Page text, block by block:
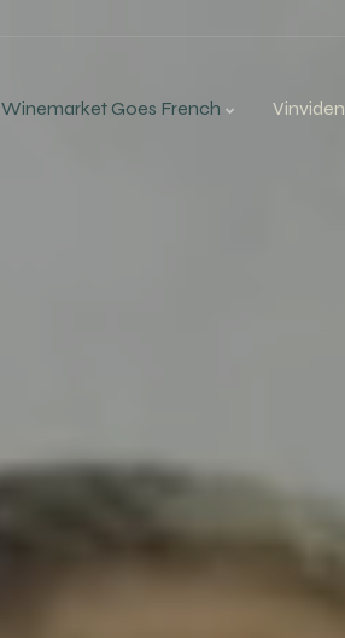
Winemarket Goes French Vinviden